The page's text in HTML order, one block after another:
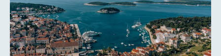
i
zwiedzanie